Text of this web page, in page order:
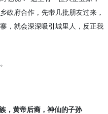
政府合作，先带几批朋友过来，
，就会深深吸引城里人，反正我
，黄帝后裔，神仙的子孙